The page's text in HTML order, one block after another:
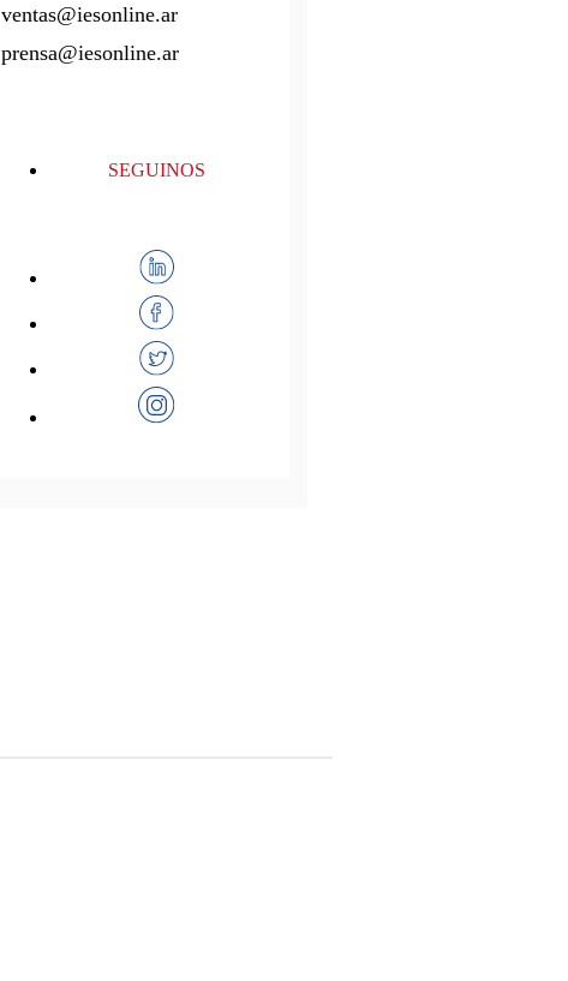
ventas@iesonline.ar
prensa@iesonline.ar
SEGUINOS